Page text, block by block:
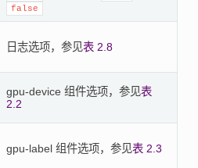
false
日志选项，参见表 2.8
gpu-device 组件选项，参见表
2.2
gpu-label 组件选项，参见表 2.3